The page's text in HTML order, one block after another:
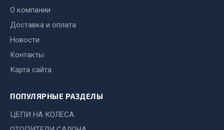
Тормозная система
Показать ещё
Система питания
О компании
Доставка и оплата
Новости
Контакты
Карта сайта
ПОПУЛЯРНЫЕ РАЗДЕЛЫ
ЦЕПИ НА КОЛЕСА